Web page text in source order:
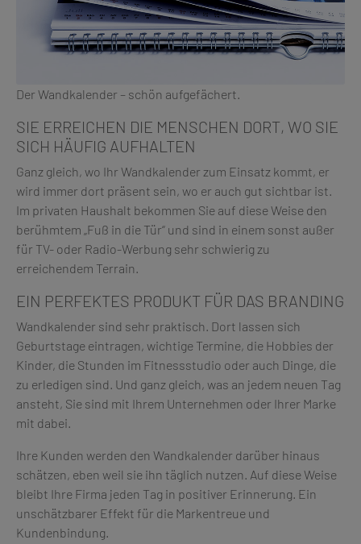
Der Wandkalender – schön aufgefächert.
SIE ERREICHEN DIE MENSCHEN DORT, WO SIE
SICH HÄUFIG AUFHALTEN
Ganz gleich, wo Ihr Wandkalender zum Einsatz kommt, er
wird immer dort präsent sein, wo er auch gut sichtbar ist.
Im privaten Haushalt bekommen Sie auf diese Weise den
berühmtem „Fuß in die Tür“ und sind in einem sonst außer
für TV- oder Radio-Werbung sehr schwierig zu
erreichendem Terrain.
EIN PERFEKTES PRODUKT FÜR DAS BRANDING
Wandkalender sind sehr praktisch. Dort lassen sich
Geburtstage eintragen, wichtige Termine, die Hobbies der
Kinder, die Stunden im Fitnessstudio oder auch Dinge, die
zu erledigen sind. Und ganz gleich, was an jedem neuen Tag
ansteht, Sie sind mit Ihrem Unternehmen oder Ihrer Marke
mit dabei.
Ihre Kunden werden den Wandkalender darüber hinaus
schätzen, eben weil sie ihn täglich nutzen. Auf diese Weise
bleibt Ihre Firma jeden Tag in positiver Erinnerung. Ein
unschätzbarer Effekt für die Markentreue und
Kundenbindung.